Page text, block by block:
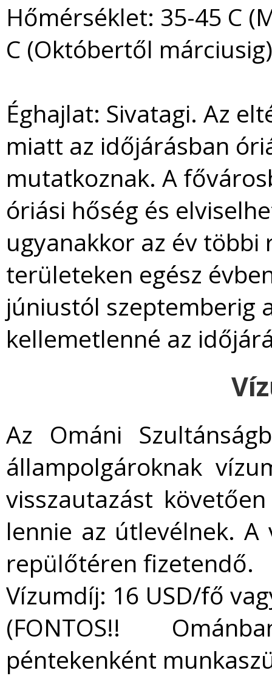
Hőmérséklet: 35-45 C
C (Októbertől
Éghajlat: Sivatagi. Az
miatt az időjárásban
mutatkoznak. A
óriási hőség és
ugyanakkor az év többi
területeken egész
júniustól szeptemberig
kellemetlenné az
Az Ománi
állampolgároknak
visszautazást
lennie az útlevélnek.
repülőtéren fizetendő.
Vízumdíj: 16 USD/fő
(FONTOS!!
péntekenként